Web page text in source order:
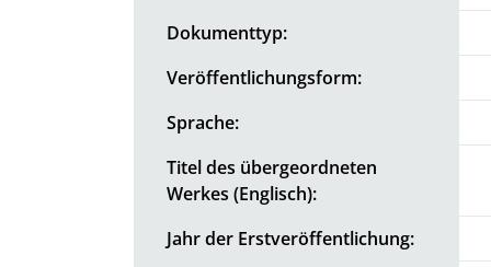
Dokumenttyp:
Veröffentlichungsform:
Sprache:
Titel des übergeordneten
Werkes (Englisch):
Jahr der Erstveröffentlichung: